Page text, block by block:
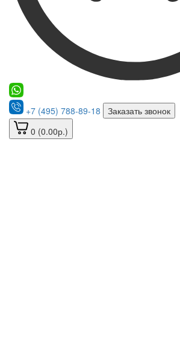
+7 (495) 788-89-18
Заказать звонок
0 (0.00р.)